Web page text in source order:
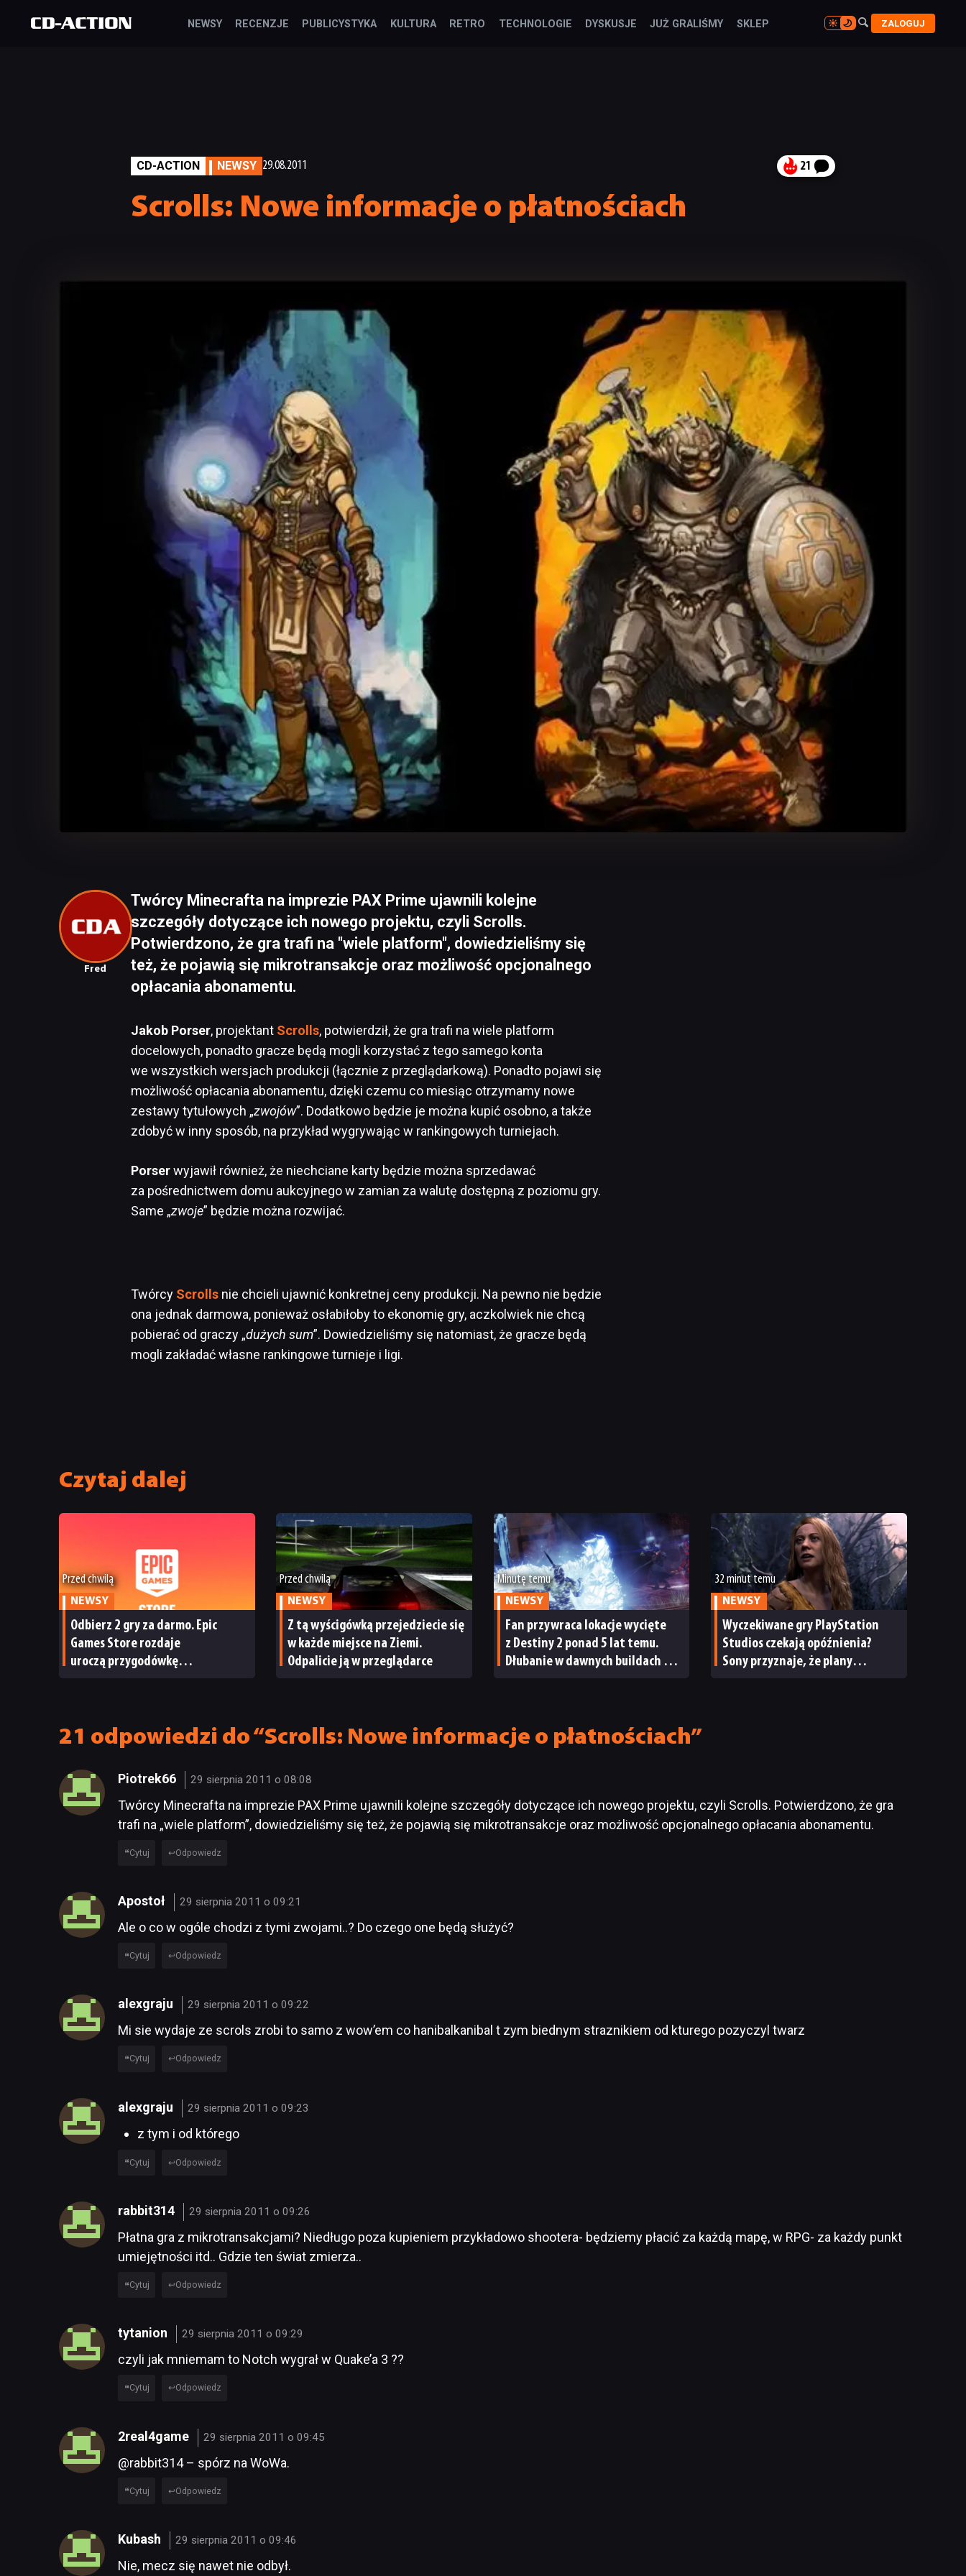
NEWSY RECENZJE PUBLICYSTYKA KULTURA RETRO TECHNOLOGIE DYSKUSJE JUŻ GRALIŚMY SKLEP 
 ZALOGUJ
CD-ACTION NEWSY 29.08.2011 21
Scrolls: Nowe informacje o płatnościach
Fred
Twórcy Minecrafta na imprezie PAX Prime ujawnili kolejne
szczegóły dotyczące ich nowego projektu, czyli Scrolls.
Potwierdzono, że gra trafi na "wiele platform", dowiedzieliśmy się
też, że pojawią się mikrotransakcje oraz możliwość opcjonalnego
opłacania abonamentu.
Jakob Porser, projektant Scrolls, potwierdził, że gra trafi na wiele platform
docelowych, ponadto gracze będą mogli korzystać z tego samego konta
we wszystkich wersjach produkcji (łącznie z przeglądarkową). Ponadto pojawi się
możliwość opłacania abonamentu, dzięki czemu co miesiąc otrzymamy nowe
zestawy tytułowych „zwojów”. Dodatkowo będzie je można kupić osobno, a także
zdobyć w inny sposób, na przykład wygrywając w rankingowych turniejach.
Porserwyjawił również, że niechciane karty będzie można sprzedawać
za pośrednictwem domu aukcyjnego w zamian za walutę dostępną z poziomu gry.
Same „zwoje” będzie można rozwijać.
Twórcy Scrolls nie chcieli ujawnić konkretnej ceny produkcji. Na pewno nie będzie
ona jednak darmowa, ponieważ osłabiłoby to ekonomię gry, aczkolwiek nie chcą
pobierać od graczy „dużych sum”. Dowiedzieliśmy się natomiast, że gracze będą
mogli zakładać własne rankingowe turnieje i ligi.
Czytaj dalej
Przed chwilą
NEWSY
Odbierz 2 gry za darmo. Epic
Games Store rozdaje
uroczą przygodówkę
Przed chwilą
NEWSY
Z tą wyścigówką przejedziecie się
w każde miejsce na Ziemi.
Odpalicie ją w przeglądarce
Minutę temu
NEWSY
Fan przywraca lokacje wycięte
z Destiny 2 ponad 5 lat temu.
Dłubanie w dawnych buildach gry
32 minut temu
NEWSY
Wyczekiwane gry PlayStation
Studios czekają opóźnienia?
Sony przyznaje, że plany
21 odpowiedzi do “Scrolls: Nowe informacje o płatnościach”
Piotrek66 29 sierpnia 2011 o 08:08
Twórcy Minecrafta na imprezie PAX Prime ujawnili kolejne szczegóły dotyczące ich nowego projektu, czyli Scrolls. Potwierdzono, że gra
trafi na „wiele platform”, dowiedzieliśmy się też, że pojawią się mikrotransakcje oraz możliwość opcjonalnego opłacania abonamentu.
Cytuj Odpowiedz
Apostoł 29 sierpnia 2011 o 09:21
Ale o co w ogóle chodzi z tymi zwojami..? Do czego one będą służyć?
Cytuj Odpowiedz
alexgraju 29 sierpnia 2011 o 09:22
Mi sie wydaje ze scrols zrobi to samo z wow’em co hanibalkanibal t zym biednym straznikiem od kturego pozyczyl twarz
Cytuj Odpowiedz
alexgraju 29 sierpnia 2011 o 09:23
z tym i od którego
Cytuj Odpowiedz
rabbit314 29 sierpnia 2011 o 09:26
Płatna gra z mikrotransakcjami? Niedługo poza kupieniem przykładowo shootera- będziemy płacić za każdą mapę, w RPG- za każdy punkt
umiejętności itd.. Gdzie ten świat zmierza..
Cytuj Odpowiedz
tytanion 29 sierpnia 2011 o 09:29
czyli jak mniemam to Notch wygrał w Quake’a 3 ??
Cytuj Odpowiedz
2real4game 29 sierpnia 2011 o 09:45
@rabbit314 – spórz na WoWa.
Cytuj Odpowiedz
Kubash 29 sierpnia 2011 o 09:46
Nie, mecz się nawet nie odbył.